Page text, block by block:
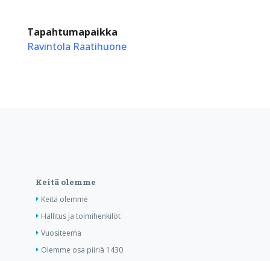
Tapahtumapaikka
Ravintola Raatihuone
Keitä olemme
Keitä olemme
Hallitus ja toimihenkilöt
Vuositeema
Olemme osa piiriä 1430